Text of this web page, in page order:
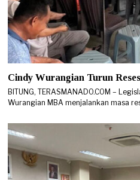
Cindy Wurangian Turun
BITUNG, TERASMANADO.COM –
Wurangian MBA menjalankan masa